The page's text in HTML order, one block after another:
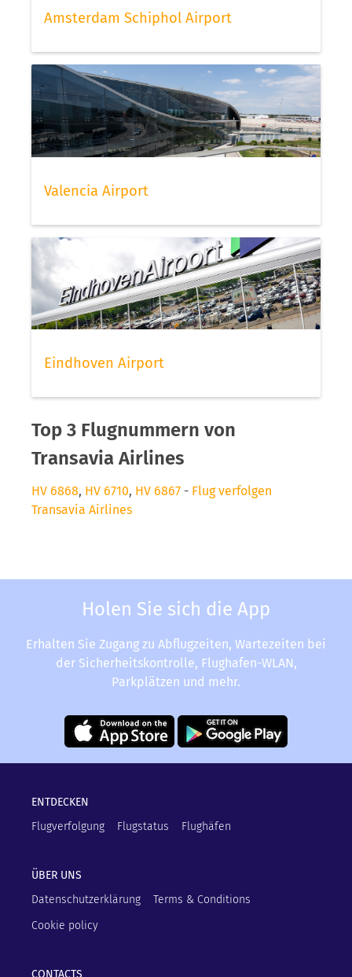
Amsterdam Schiphol Airport
Valencia Airport
Eindhoven Airport
Top 3 Flugnummern von
Transavia Airlines
HV 6868, HV 6710, HV 6867 - Flug verfolgen
Transavia Airlines
Holen Sie sich die App
Erhalten Sie Zugang zu Abflugzeiten, Wartezeiten bei
der Sicherheitskontrolle, Flughafen-WLAN,
Parkplätzen und mehr.
ENTDECKEN
Flugverfolgung
Flugstatus Flughäfen
ÜBER UNS
Datenschutzerklärung
Terms & Conditions
Cookie policy